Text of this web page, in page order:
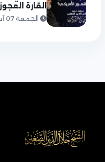
القارة
الجمعة 07 آب 2026